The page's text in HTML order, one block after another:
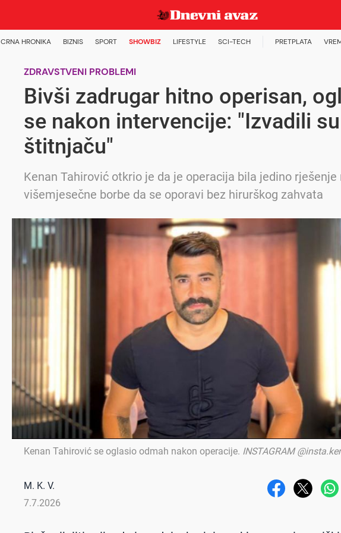
CRNA HRONIKA BIZNIS SPORT SHOWBIZ LIFESTYLE SCI-TECH PRETPLATA
ZDRAVSTVENI PROBLEMI
Bivši zadrugar hitno operisan,
se nakon intervencije: "Izvadili
štitnjaču"
Kenan Tahirović otkrio je da je operacija bila jedino rješenje
višemjesečne borbe da se oporavi bez hirurškog zahvata
Kenan Tahirović se oglasio odmah nakon operacije. INSTAGRAM
M. K. V.
7.7.2026